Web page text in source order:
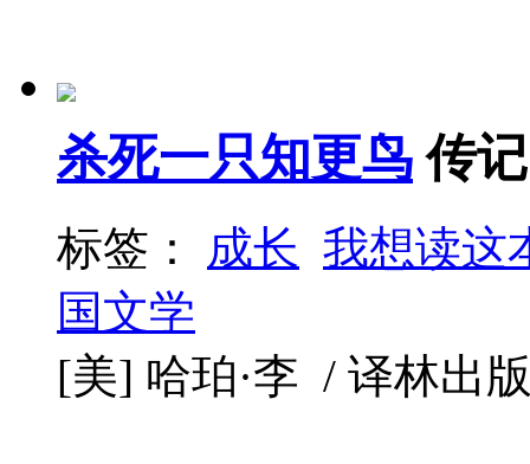
杀死一只知更鸟 传
标签： 成长 我想读这
国文学
[美] 哈珀·李 / 译林出